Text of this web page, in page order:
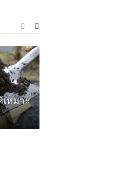
หมาะ